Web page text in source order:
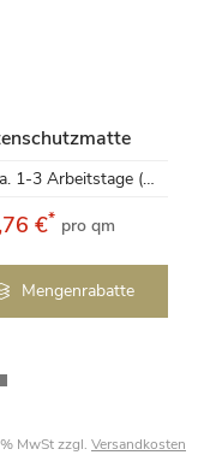
ca. 1-3 Arbeitstage (Mo-Fr)
€* pro qm
Mengenrabatte
MwSt zzgl. Versandkosten